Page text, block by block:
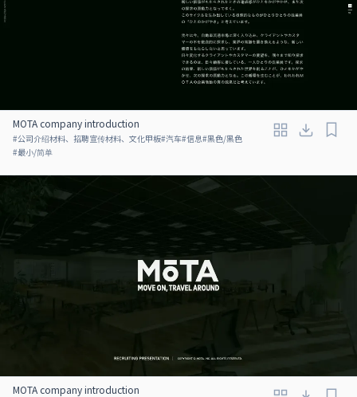
MOTA company introduction
#公司介绍材料、招聘宣传材料、文化甲板#汽车#信息#黑色/黑色
#最小/简单
MOTA company introduction